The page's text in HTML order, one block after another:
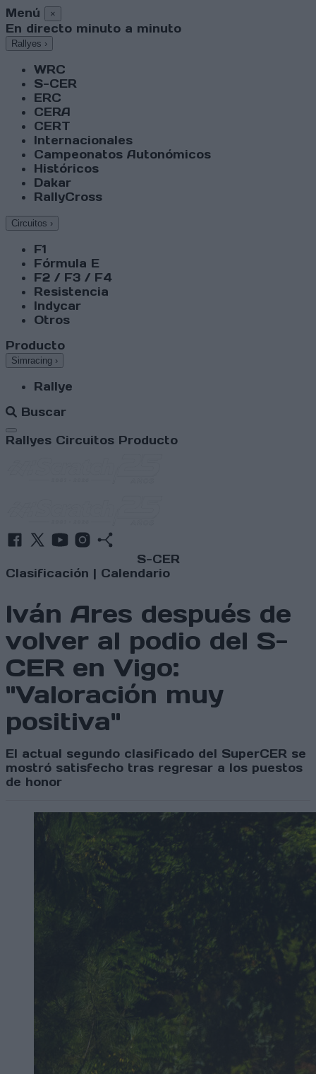
Menú ×
En directo minuto a minuto
Rallyes ›
WRC
S-CER
ERC
CERA
CERT
Internacionales
Campeonatos Autonómicos
Históricos
Dakar
RallyCross
Circuitos ›
F1
Fórmula E
F2 / F3 / F4
Resistencia
Indycar
Otros
Producto
Simracing ›
Rallye
Buscar
Abrir menú
Rallyes Circuitos Producto
S-CER
Clasificación | Calendario
Iván Ares después de
volver al podio del S-
CER en Vigo:
"Valoración muy
positiva"
El actual segundo clasificado del SuperCER se
mostró satisfecho tras regresar a los puestos
de honor